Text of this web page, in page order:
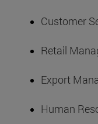
Customer
Retail
Export
Human